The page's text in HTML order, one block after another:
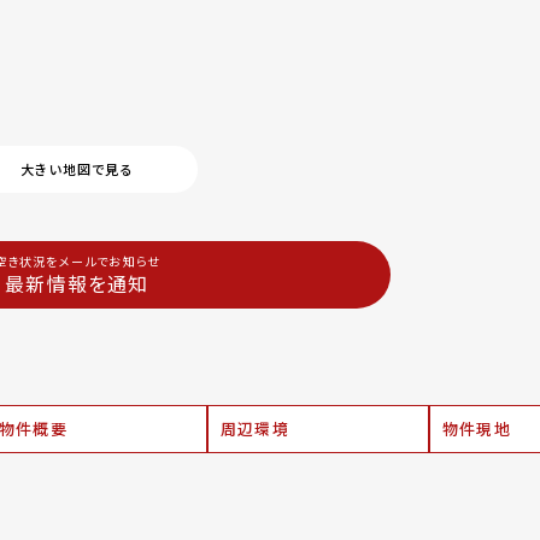
大きい地図で見る
き状況をメールでお知らせ
最新情報を通知
物件概要 周辺環境 物件現地